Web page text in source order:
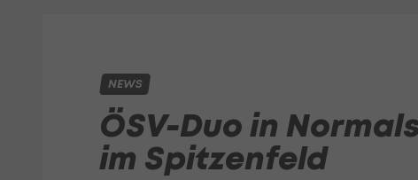
NEWS
ÖSV-Duo in
im Spitzenfeld